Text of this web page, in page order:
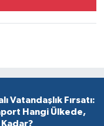
Vatandaşlık Fırsatı:
Hangi Ülkede,